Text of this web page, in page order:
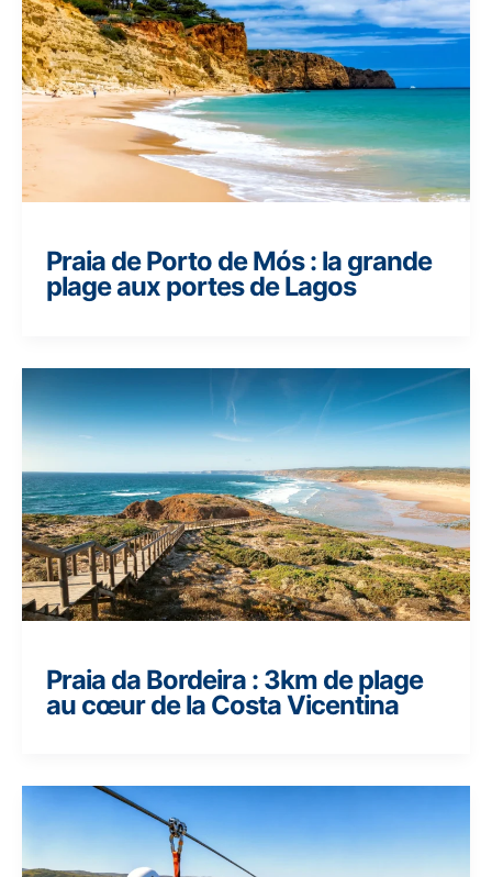
Praia de Porto de Mós : la grande
plage aux portes de Lagos
Praia da Bordeira : 3km de plage
au cœur de la Costa Vicentina